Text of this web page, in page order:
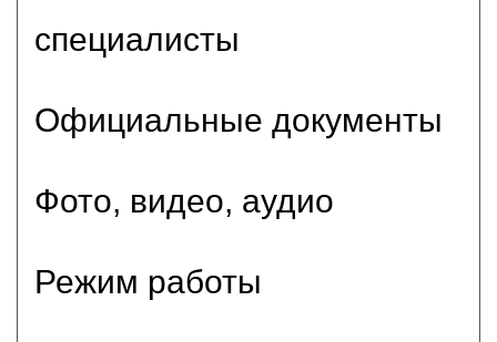
специалисты
Официальные документы
Фото, видео, аудио
Режим работы